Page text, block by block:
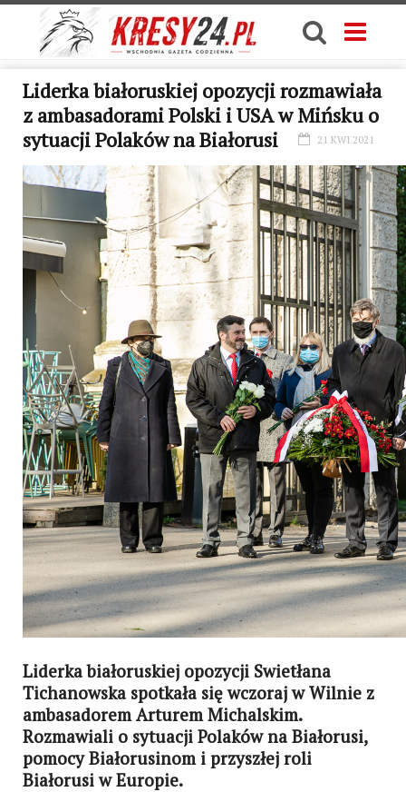
Liderka białoruskiej opozycji rozmawiała
z ambasadorami Polski i USA w Mińsku o
sytuacji Polaków na Białorusi
21 KWI 2021
Liderka białoruskiej opozycji Swietłana
Tichanowska spotkała się wczoraj w Wilnie z
ambasadorem Arturem Michalskim.
Rozmawiali o sytuacji Polaków na Białorusi,
pomocy Białorusinom i przyszłej roli
Białorusi w Europie.